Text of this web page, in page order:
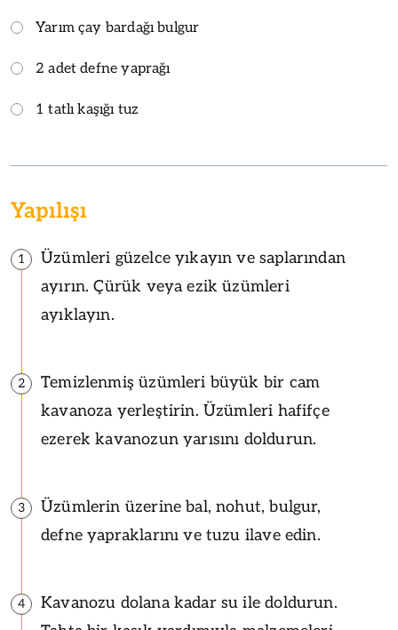
Yarım çay bardağı bulgur
2 adet defne yaprağı
1 tatlı kaşığı tuz
Yapılışı
1
Üzümleri güzelce yıkayın ve saplarından
ayırın. Çürük veya ezik üzümleri
ayıklayın.
2
Temizlenmiş üzümleri büyük bir cam
kavanoza yerleştirin. Üzümleri hafifçe
ezerek kavanozun yarısını doldurun.
3
Üzümlerin üzerine bal, nohut, bulgur,
defne yapraklarını ve tuzu ilave edin.
4
Kavanozu dolana kadar su ile doldurun.